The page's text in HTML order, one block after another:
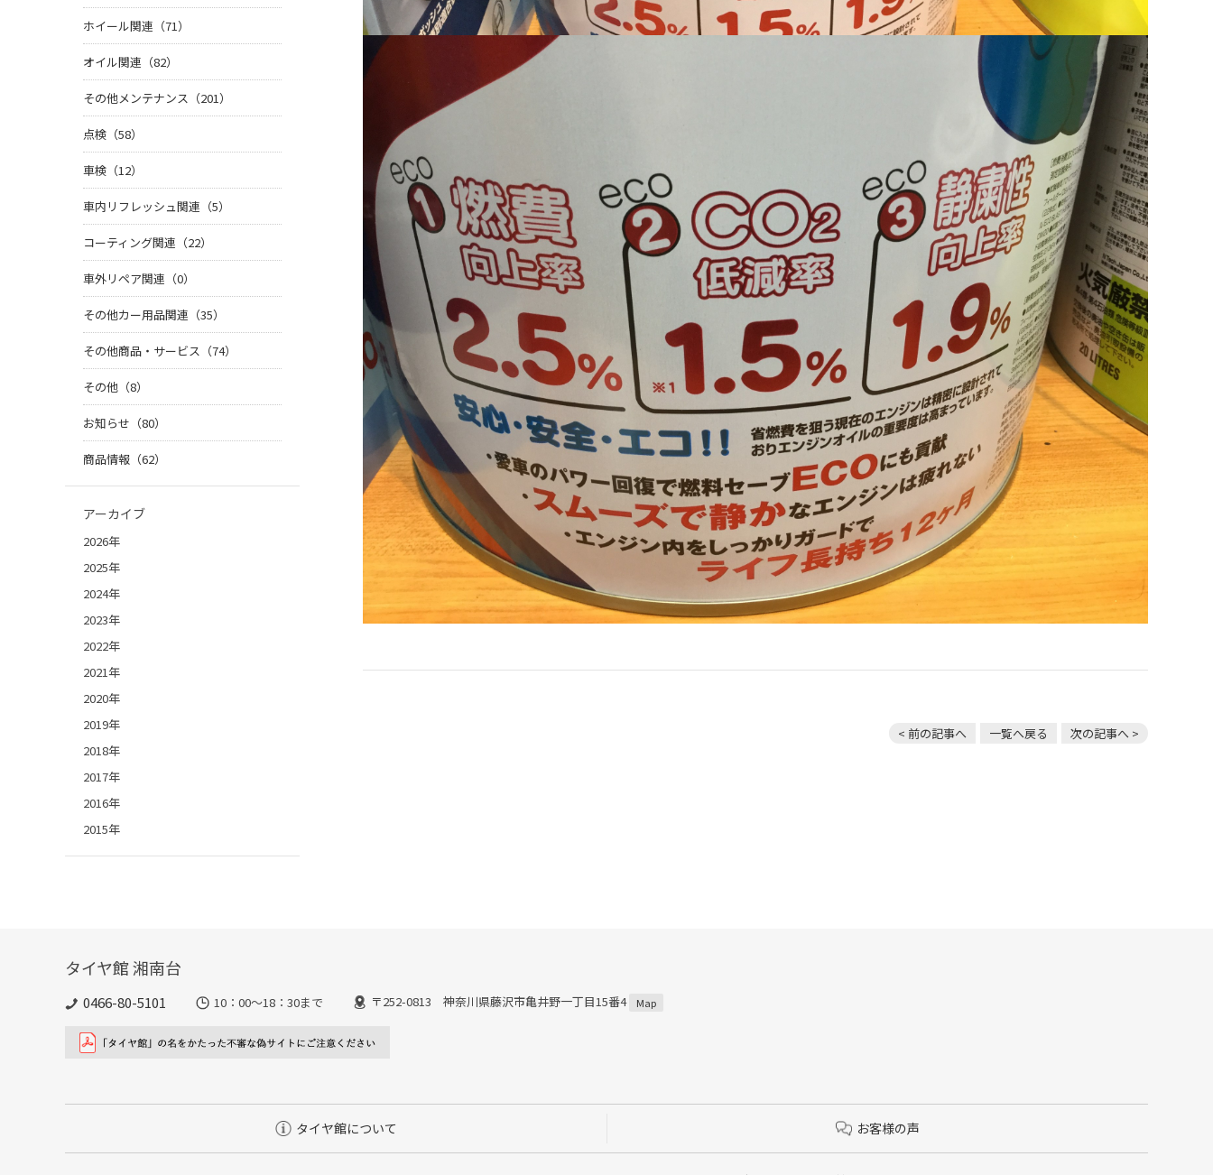
< 前の記事へ 一覧へ戻る 次の記事へ >
ホイール関連（71）
オイル関連（82）
その他メンテナンス（201）
点検（58）
車検（12）
車内リフレッシュ関連（5）
コーティング関連（22）
車外リペア関連（0）
その他カー用品関連（35）
その他商品・サービス（74）
その他（8）
お知らせ（80）
商品情報（62）
アーカイブ
2026年
2025年
2024年
2023年
2022年
2021年
2020年
2019年
2018年
2017年
2016年
2015年
タイヤ館 湘南台
0466-80-5101 10：00～18：30まで 〒252-0813 神奈川県藤沢市亀井野一丁目15番4 Map
タイヤ館について お客様の声